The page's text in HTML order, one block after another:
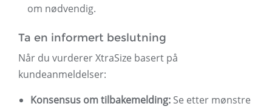
om nødvendig.
Ta en informert beslutning
Når du vurderer XtraSize basert på
kundeanmeldelser:
Konsensus om tilbakemelding: Se etter mønstre